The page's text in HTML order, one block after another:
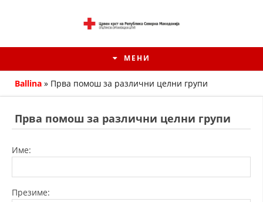
МЕНИ
Ballina » Прва помош за различни целни групи
Прва помош за различни целни групи
Име:
Презиме: